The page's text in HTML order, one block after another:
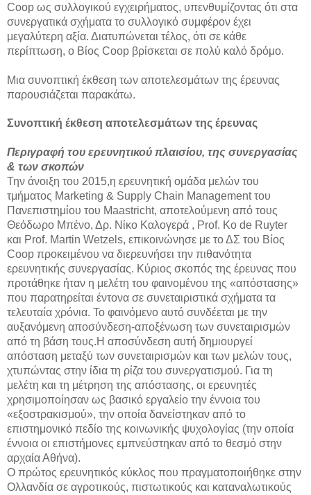
Coop ως συλλογικού εγχειρήματος, υπενθυμίζοντας ότι στα
συνεργατικά σχήματα το συλλογικό συμφέρον έχει
μεγαλύτερη αξία. Διατυπώνεται τέλος, ότι σε κάθε
περίπτωση, ο Βίος Coop βρίσκεται σε πολύ καλό δρόμο.
Μια συνοπτική έκθεση των αποτελεσμάτων της έρευνας
παρουσιάζεται παρακάτω.
Συνοπτική έκθεση αποτελεσμάτων της έρευνας
Περιγραφή του ερευνητικού πλαισίου, της συνεργασίας
& των σκοπών
Την άνοιξη του 2015,η ερευνητική ομάδα μελών του
τμήματος Marketing & Supply Chain Management του
Πανεπιστημίου του Maastricht, αποτελούμενη από τους
Θεόδωρο Μπένο, Δρ. Νίκο Καλογερά , Prof. Ko de Ruyter
και Prof. Martin Wetzels, επικοινώνησε με το ΔΣ του Βίος
Coop προκειμένου να διερευνήσει την πιθανότητα
ερευνητικής συνεργασίας. Κύριος σκοπός της έρευνας που
προτάθηκε ήταν η μελέτη του φαινομένου της «απόστασης»
που παρατηρείται έντονα σε συνεταιριστικά σχήματα τα
τελευταία χρόνια. Το φαινόμενο αυτό συνδέεται με την
αυξανόμενη αποσύνδεση-αποξένωση των συνεταιρισμών
από τη βάση τους.Η αποσύνδεση αυτή δημιουργεί
απόσταση μεταξύ των συνεταιρισμών και των μελών τους,
χτυπώντας στην ίδια τη ρίζα του συνεργατισμού. Για τη
μελέτη και τη μέτρηση της απόστασης, οι ερευνητές
χρησιμοποίησαν ως βασικό εργαλείο την έννοια του
«εξοστρακισμού», την οποία δανείστηκαν από το
επιστημονικό πεδίο της κοινωνικής ψυχολογίας (την οποία
έννοια οι επιστήμονες εμπνεύστηκαν από το θεσμό στην
αρχαία Αθήνα).
Ο πρώτος ερευνητικός κύκλος που πραγματοποιήθηκε στην
Ολλανδία σε αγροτικούς, πιστωτικούς και καταναλωτικούς